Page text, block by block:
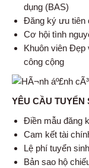
dụng (BAS)
Đăng ký ưu tiên
Cơ hội tình
Khuôn viên Đẹp
công cộng
YÊU CẦU TUYỂN
Điền mẫu đăng
Cam kết tài
Lệ phí tuyển
Bản sao hộ